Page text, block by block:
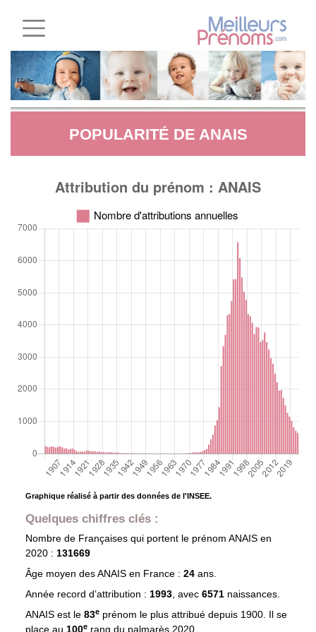
POPULARITÉ DE ANAIS
Graphique réalisé à partir des données de l'INSEE.
Quelques chiffres clés :
Nombre de Françaises qui portent le prénom ANAIS en
2020 : 131669
Âge moyen desANAISen France : 24 ans.
Année record d’attribution : 1993, avec 6571 naissances.
ANAIS est le 83eprénom le plus attribué depuis 1900. Il se
place au 100e rang du palmarès 2020.